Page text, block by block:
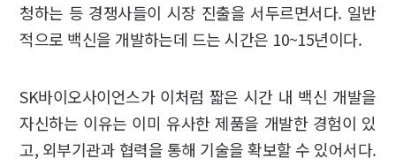
청하는 등 경쟁사들이 시장 진출을 서두르면서다. 일반
적으로 백신을 개발하는데 드는 시간은 10~15년이다.
SK바이오사이언스가 이처럼 짧은 시간 내 백신 개발을
자신하는 이유는 이미 유사한 제품을 개발한 경험이 있
고, 외부기관과 협력을 통해 기술을 확보할 수 있어서다.